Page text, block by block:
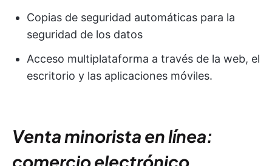
Copias de seguridad automáticas para la
seguridad de los datos
Acceso multiplataforma a través de la web, el
escritorio y las aplicaciones móviles.
Venta minorista en línea:
comercio electrónico